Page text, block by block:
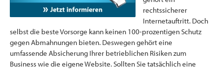
rechtssicherer
Internetauftritt. Doch
selbst die beste Vorsorge kann keinen 100-prozentigen Schutz
gegen Abmahnungen bieten. Deswegen gehört eine
umfassende Absicherung Ihrer betrieblichen Risiken zum
Business wie die eigene Website. Sollten Sie tatsächlich eine